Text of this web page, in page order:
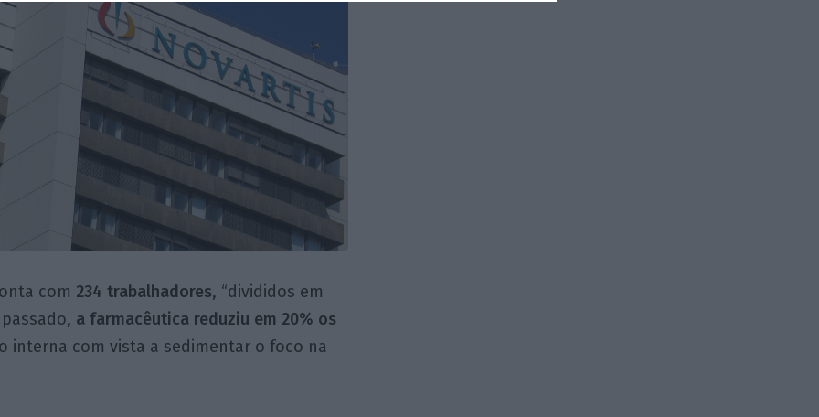
com 234 trabalhadores, “divididos em
a farmacêutica reduziu em 20% os
interna com vista a sedimentar o foco na